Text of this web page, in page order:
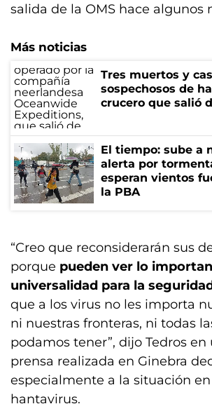
salida de la OMS hace algunos
Más noticias
Tres muertos y
sospechosos de
crucero que salió
El tiempo: sube a
alerta por
esperan vientos
la PBA
“Creo que reconsiderarán sus
porque pueden ver lo
universalidad para la
que a los virus no les importa
ni nuestras fronteras, ni todas
podamos tener”, dijo Tedros
prensa realizada en Ginebra
especialmente a la situación
hantavirus.